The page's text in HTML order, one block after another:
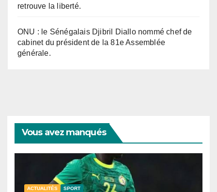
retrouve la liberté.
ONU : le Sénégalais Djibril Diallo nommé chef de
cabinet du président de la 81e Assemblée
générale.
Vous avez manqués
ACTUALITÉS SPORT